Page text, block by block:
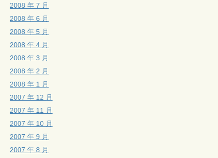
2008 年 7 月
2008 年 6 月
2008 年 5 月
2008 年 4 月
2008 年 3 月
2008 年 2 月
2008 年 1 月
2007 年 12 月
2007 年 11 月
2007 年 10 月
2007 年 9 月
2007 年 8 月